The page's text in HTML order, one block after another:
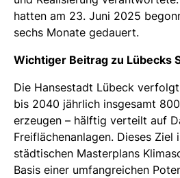
hatten am 23. Juni 2025
sechs Monate gedauert.
Wichtiger Beitrag zu Lübecks
Die Hansestadt Lübeck
bis 2040 jährlich insgesamt
erzeugen – hälftig verteilt auf
Freiflächenanlagen. Dieses Ziel
städtischen Masterplans
Basis einer umfangreichen